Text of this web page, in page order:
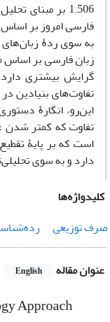
1.506 بر
فارسی امروز بر
به سوی ردۀ
زبان فارسی بر اساس
گرایش بیشتری
تفاوت‌های بنیادین
این‌رو، انگارۀ
تفاوت که کمتر
است که بر پایۀ
دارد و به سوی
کلیدواژه‌ها
صرف توزیعی
عنوان مقاله English
Approach